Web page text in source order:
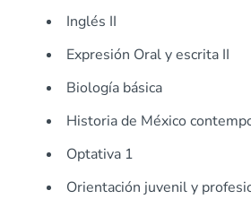
Inglés II
Expresión Oral y escrita II
Biología básica
Historia de México
Optativa 1
Orientación juvenil y